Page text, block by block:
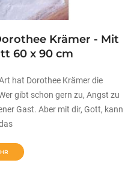
Krämer - Mit
60 x 90 cm
hat Dorothee Krämer die
gibt schon gern zu, Angst zu
Gast. Aber mit dir, Gott, kann